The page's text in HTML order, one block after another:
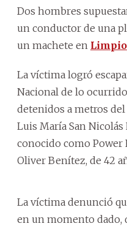
Dos hombres
un conductor de una
un machete en Limpio
La víctima logró
Nacional de lo
detenidos a metros
Luis María San Nicolás
conocido como Power
Oliver Benítez, de 42
La víctima denunció
en un momento dado,